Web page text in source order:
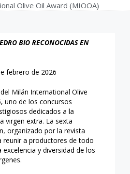
Olive Oil Award (MIOOA)
BIO RECONOCIDAS EN
febrero de 2026
Milán International Olive
uno de los concursos
dedicados a la
virgen extra. La sexta
organizado por la revista
reunir a productores de todo
y diversidad de los